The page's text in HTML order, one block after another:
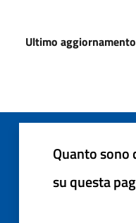
Ultimo aggiornamento
Quanto
su questa